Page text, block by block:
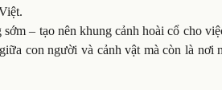
– tạo nên khung cảnh hoài cổ cho
con người và cảnh vật mà còn là nơi